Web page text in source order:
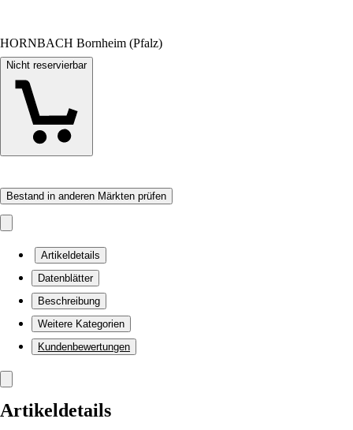
HORNBACH Bornheim (Pfalz)
Nicht reservierbar
Bestand in anderen Märkten prüfen
Artikeldetails
Datenblätter
Beschreibung
Weitere Kategorien
Kundenbewertungen
Artikeldetails